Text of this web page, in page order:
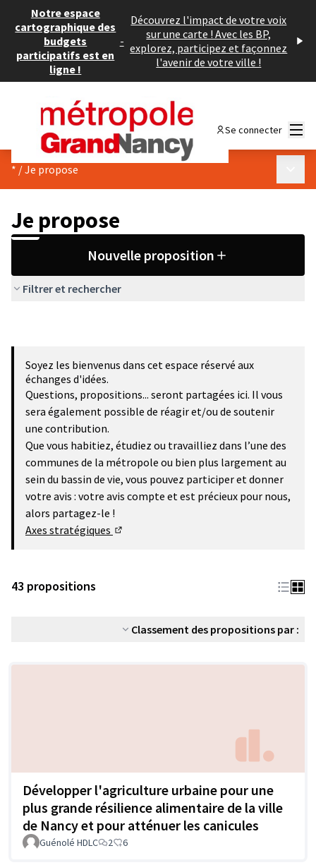
Notre espace
cartographique des
budgets
participatifs est en
ligne !
-
Découvrez l'impact de votre voix
sur une carte ! Avec les BP,
explorez, participez et façonnez
l'avenir de votre ville !
Se connecter
* /Je propose
Je propose
Nouvelle proposition
Filtrer et rechercher
Soyez les bienvenus dans cet espace réservé aux
échanges d'idées.
Questions, propositions... seront partagées ici. Il vous
sera également possible de réagir et/ou de soutenir
une contribution.
Que vous habitiez, étudiez ou travailliez dans l’une des
communes de la métropole ou bien plus largement au
sein du bassin de vie, vous pouvez participer et donner
votre avis : votre avis compte et est précieux pour nous,
alors partagez-le !
Axes stratégiques
43 propositions
Classement des propositions par :
Développer l'agriculture urbaine pour une
plus grande résilience alimentaire de la ville
de Nancy et pour atténuer les canicules
Guénolé HDLC 2 6